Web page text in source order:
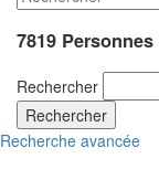
7819 Personnes
Rechercher
Rechercher
Recherche avancée